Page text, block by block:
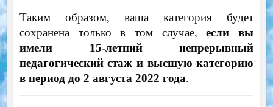
Таким образом, ваша категория будет
сохранена только в том случае,если вы
имели 15-летний непрерывный
педагогический стаж и высшую категорию
в период до 2 августа 2022 года.